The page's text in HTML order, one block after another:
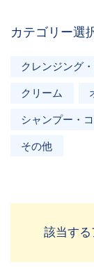
カテゴリー選
クレンジング
クリーム
シャンプー・
その他
該当する